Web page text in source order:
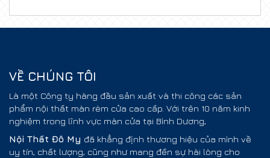
VỀ CHÚNG TÔI
Là một Công ty hàng đầu sản xuất và thi công các sản
phẩm nội thất màn rèm cửa cao cấp. Với trên 10 năm kinh
nghiệm trong lĩnh vực màn cửa tại Bình Dương,
Nội Thất Đô My đã khẳng định thương hiệu của mình về
uy tín, chất lượng, cũng như mang đến sự hài lòng cho